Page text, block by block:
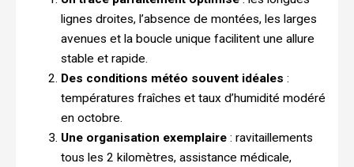
lignes droites, l’absence de montées, les larges
avenues et la boucle unique facilitent une allure
stable et rapide.
Des conditions météo souvent idéales :
températures fraîches et taux d’humidité modéré
en octobre.
Une organisation exemplaire: ravitaillements
tous les 2 kilomètres, assistance médicale,